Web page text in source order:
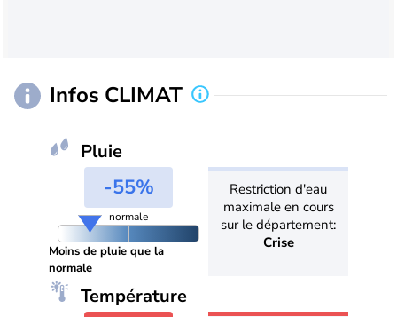
Infos CLIMAT
Pluie
-55%
normale
Moins de pluie que la
normale
Restriction d'eau
maximale en cours
sur le département:
Crise
Température